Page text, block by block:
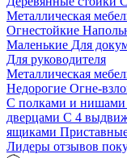
Металлическая
Огнестойкие
Маленькие Для
Для руководителя
Металлическая
Недорогие Огне-
С полками и нишами
дверцами С 4
ящиками
Лидеры отзывов